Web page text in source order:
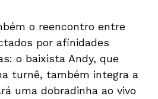
o reencontro entre
por afinidades
o baixista Andy, que
turnê, também integra a
uma dobradinha ao vivo